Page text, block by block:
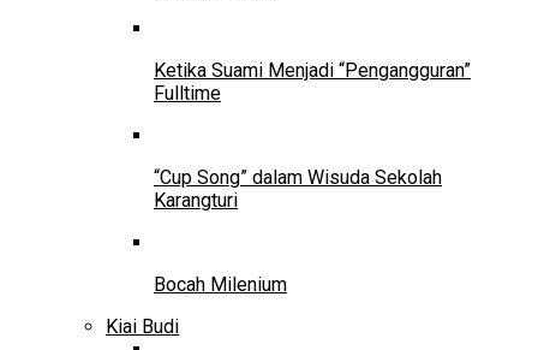
Ketika Suami Menjadi “Pengangguran”
Fulltime
“Cup Song” dalam Wisuda Sekolah
Karangturi
Bocah Milenium
Kiai Budi